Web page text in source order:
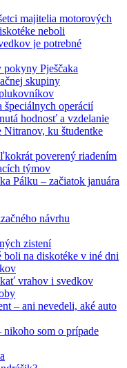
majitelia motorových
neboli
je potrebné
Pješčaka
skupiny
špeciálnych operácií
hodnosť a vzdelanie
ku študentke
poverený riadením
týmov
Pálku – začiatok januára
návrhu
zistení
boli na diskotéke v iné dni
vrahov i svedkov
– ani nevedeli, aké auto
nikoho som o prípade